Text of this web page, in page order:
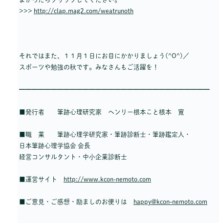
>>> http://clap.mag2.com/weatrunoth
それではまた、１１月１日にお目にかかりましょう(^O^)／
スポーツや勉強の秋です。みなさんもご活躍を！
━━━━━━━━━━━━━━━━━━━━━━━━━━━━━━
■発行者 筆跡心理研究家 ヘンリー根本こと根本 寛
■職 業 筆跡心理学研究家・筆跡診断士・筆跡鑑定人・
日本筆跡心理学協会 会長
経営コンサルタント・中小企業診断士
■運営サイト http://www.kcon-nemoto.com
■ご意見・ご感想・励ましのお便りは happy@kcon-nemoto.com